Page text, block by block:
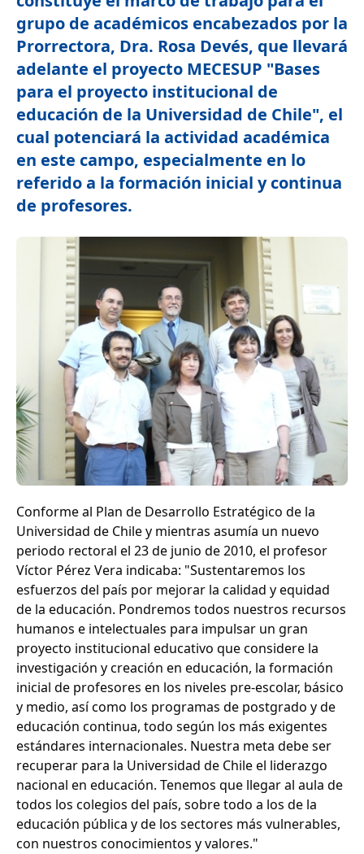
grupo de académicos encabezados por la
Prorrectora, Dra. Rosa Devés, que llevará
adelante el proyecto MECESUP "Bases
para el proyecto institucional de
educación de la Universidad de Chile", el
cual potenciará la actividad académica
en este campo, especialmente en lo
referido a la formación inicial y continua
de profesores.
Conforme al Plan de Desarrollo Estratégico de la
Universidad de Chile y mientras asumía un nuevo
periodo rectoral el 23 de junio de 2010, el profesor
Víctor Pérez Vera indicaba: "Sustentaremos los
esfuerzos del país por mejorar la calidad y equidad
de la educación. Pondremos todos nuestros recursos
humanos e intelectuales para impulsar un gran
proyecto institucional educativo que considere la
investigación y creación en educación, la formación
inicial de profesores en los niveles pre-escolar, básico
y medio, así como los programas de postgrado y de
educación continua, todo según los más exigentes
estándares internacionales. Nuestra meta debe ser
recuperar para la Universidad de Chile el liderazgo
nacional en educación. Tenemos que llegar al aula de
todos los colegios del país, sobre todo a los de la
educación pública y de los sectores más vulnerables,
con nuestros conocimientos y valores."